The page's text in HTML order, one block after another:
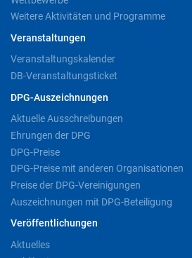
Weitere Aktivitäten und Programme
Veranstaltungen
Veranstaltungskalender
DB-Veranstaltungsticket
DPG-Auszeichnungen
Aktuelle Ausschreibungen
Ehrungen der DPG
DPG-Preise
DPG-Preise mit anderen Organisationen
Preise der DPG-Vereinigungen
Auszeichnungen mit DPG-Beteiligung
Veröffentlichungen
Aktuelles